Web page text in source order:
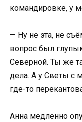
командировке, у
— Ну не эта, не
вопрос был
Северной. Ты же
дела. А у Светы с
где-то
Анна медленно